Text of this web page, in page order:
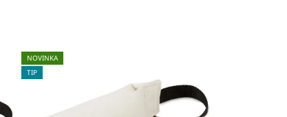
NOVINKA
TIP